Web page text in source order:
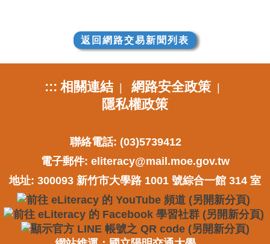
返回網路交易新聞列表
::: 相關連結| 網路安全政策|
隱私權政策
聯絡電話: (03)5739412
電子郵件: eliteracy@mail.moe.gov.tw
地址: 300093 新竹市大學路 1001 號綜合一館 314 室